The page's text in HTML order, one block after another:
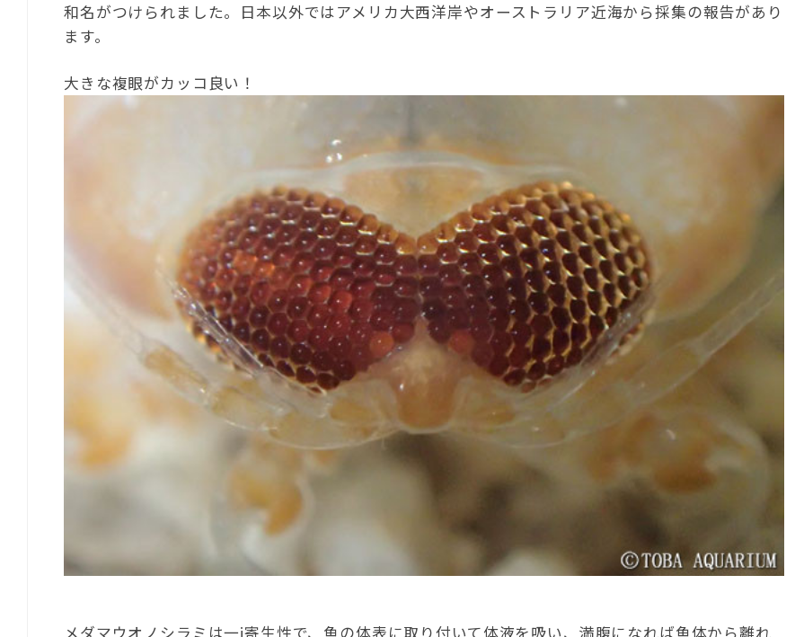
和名がつけられました。日本以外ではアメリカ大西洋岸やオーストラリア近海から採集の報告があり
ます。
大きな複眼がカッコ良い！
メダマウオノシラミは一j寄生性で、魚の体表に取り付いて体液を吸い、満腹になれば魚体から離れ